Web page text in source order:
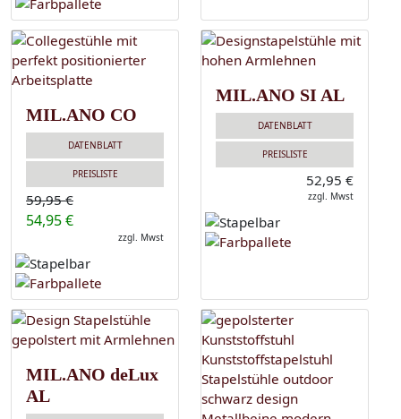
MIL.ANO CO
DATENBLATT
PREISLISTE
59,95 €
54,95 €
zzgl. Mwst
MIL.ANO SI AL
DATENBLATT
PREISLISTE
52,95 €
zzgl. Mwst
MIL.ANO deLux
AL